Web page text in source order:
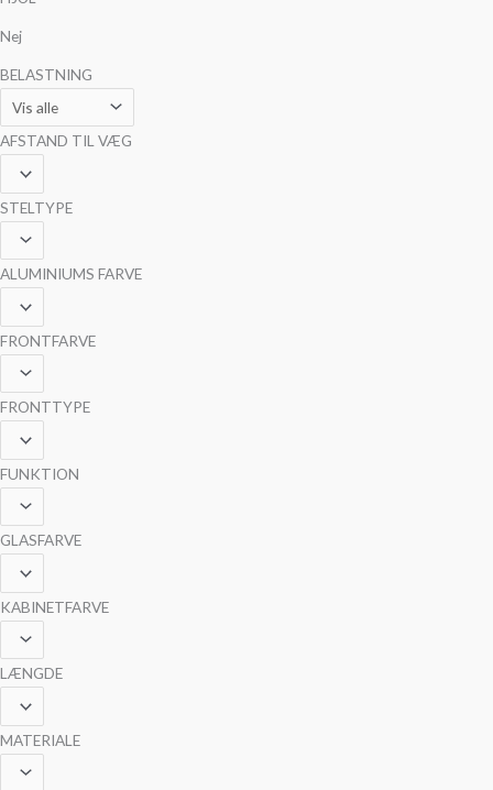
Nej
BELASTNING
AFSTAND TIL VÆG
STELTYPE
ALUMINIUMS FARVE
FRONTFARVE
FRONTTYPE
FUNKTION
GLASFARVE
KABINETFARVE
LÆNGDE
MATERIALE